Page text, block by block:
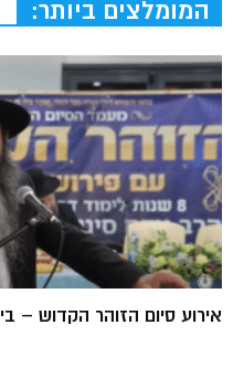
המומלצים ביותר:
אירוע סיום הזוהר הקדוש –